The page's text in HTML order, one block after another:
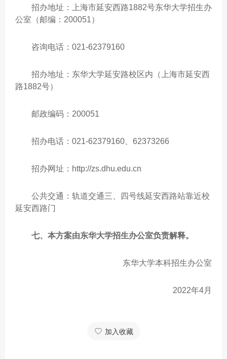
招办地址：上海市延安西路1882号东华大学招生办
公室（邮编：200051）
咨询电话：021-62379160
招办地址：东华大学延安路校区内（上海市延安西
路1882号）
邮政编码：200051
招办电话：021-62379160、62373266
招办网址：http://zs.dhu.edu.cn
公共交通：轨道交通三、四号线延安西路站靠近校
延安西路门
七、本方案由东华大学招生办公室负责解释。
东华大学本科招生办公室
2022年4月
加入收藏